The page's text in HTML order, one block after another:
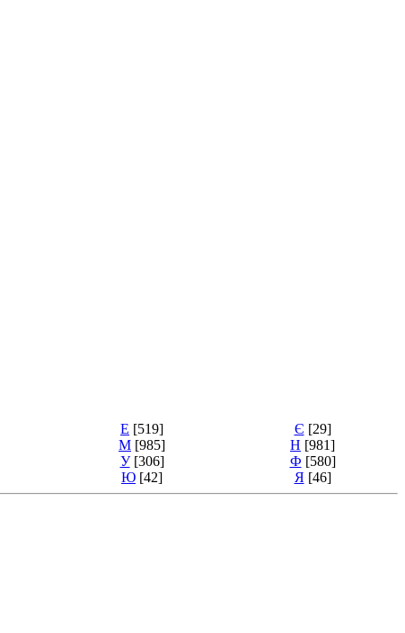
Е [519] Є [29]
М [985] Н [981]
У [306] Ф [580]
Ю [42] Я [46]